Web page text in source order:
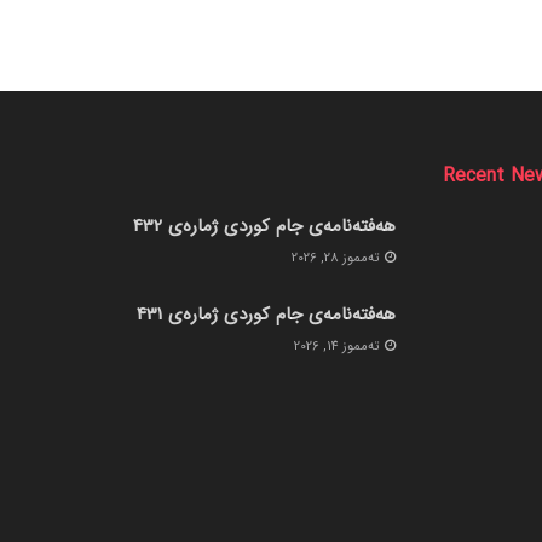
Recent
هەفتەنامەی جام کوردی ژمارەی 432
ته‌مموز 28, 2026
هەفتەنامەی جام کوردی ژمارەی 431
ته‌مموز 14, 2026